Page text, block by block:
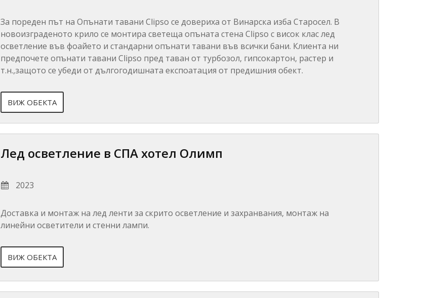
За пореден път на Опънати тавани Clipso се довериха от Винарска изба Старосел. В
новоизграденото крило се монтира светеща опъната стена Clipso с висок клас лед
осветление във фоайето и стандарни опънати тавани във всички бани. Клиента ни
предпочете опънати тавани Clipso пред таван от турбозол, гипсокартон, растер и
т.н.,защото се убеди от дългогодишната експоатация от предишния обект.
ВИЖ ОБЕКТА
Лед осветление в СПА хотел Олимп
2023
Доставка и монтаж на лед ленти за скрито осветление и захранвания, монтаж на
линейни осветители и стенни лампи.
ВИЖ ОБЕКТА